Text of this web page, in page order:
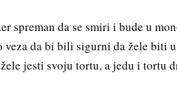
spreman da se smiri i bude u
da bi bili sigurni da žele biti
jesti svoju tortu, a jedu i tortu